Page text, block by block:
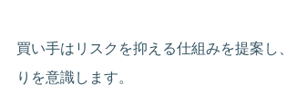
買い手はリスクを抑える仕組みを提案し
りを意識します。